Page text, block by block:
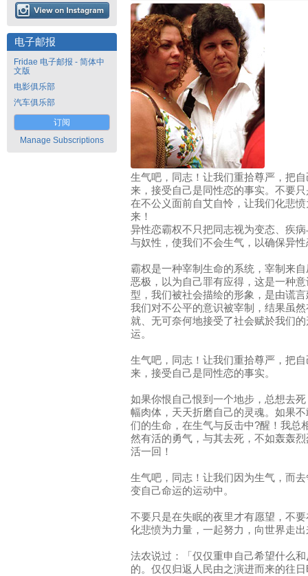
电子邮报
Fridae 电子邮报 - 简体中
文版
电影俱乐部
汽车俱乐部
订阅
Manage Subscriptions
生气吧，同志！让我们重拾尊严，把
来，接受自己是同性恋的事实。不要
在不公义面前自艾自怜，让我们化悲
来！
异性恋霸权不只把同志视为变态、疾
与奴性，使我们不会生气，以确保异
霸权是一种宰制生命的系统，宰制来
恶极，以为自己罪有应得，这是一种
型，我们被社会描绘的形象，是由谎
我们对不公平的意识被宰制，结果虽
就、无可奈何地接受了社会赋於我们
运。
生气吧，同志！让我们重拾尊严，把
来，接受自己是同性恋的事实。
如果你恨自己恨到一个地步，总想去
幅肉体，天天折磨自己的灵魂。如果
们的生命，在生气与反击中?醒！我总
然有活的勇气，与其去死，不如轰轰
活一回！
生气吧，同志！让我们因为生气，而
变自己命运的运动中。
不要只是在失眠的夜里才有愿望，不
化悲愤为力量，一起努力，向世界走出
法农说过：「仅仅重申自己希望什么
的。仅仅归返人民由之演进而来的往